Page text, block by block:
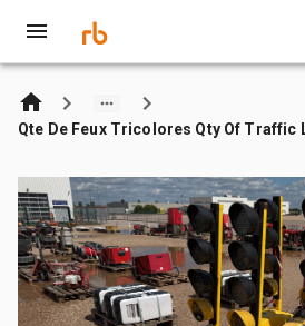
Qte De Feux Tricolores Qty Of Traffic